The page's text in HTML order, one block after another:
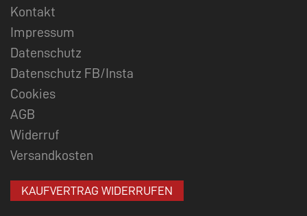
Kontakt
Impressum
Datenschutz
Datenschutz FB/Insta
Cookies
AGB
Widerruf
Versandkosten
KAUFVERTRAG WIDERRUFEN